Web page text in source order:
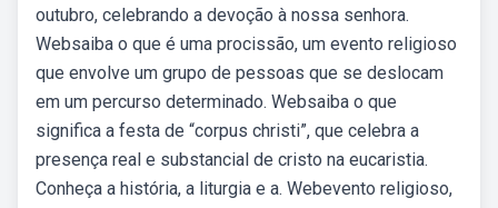
outubro, celebrando a devoção à nossa senhora.
Websaiba o que é uma procissão, um evento religioso
que envolve um grupo de pessoas que se deslocam
em um percurso determinado. Websaiba o que
significa a festa de “corpus christi”, que celebra a
presença real e substancial de cristo na eucaristia.
Conheça a história, a liturgia e a. Webevento religioso,